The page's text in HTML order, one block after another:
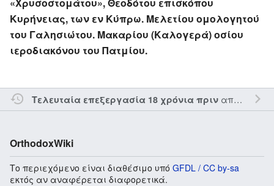
Κυρήνειας, των εν Κύπρω. Μελετίου ομολογητού
του Γαλησιώτου. Μακαρίου (Καλογερά) οσίου
ιεροδιακόνου του Πατμίου.
Τελευταία επεξεργασία 18 χρόνια πριναπό τον την
OrthodoxWiki
Το περιεχόμενο είναι διαθέσιμο υπό GFDL / CC by-sa
εκτός αν αναφέρεται διαφορετικά.